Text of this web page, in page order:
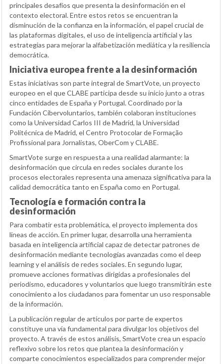
principales desafíos que presenta la desinformación en el
contexto electoral. Entre estos retos se encuentran la
disminución de la confianza en la información, el papel crucial de
las plataformas digitales, el uso de inteligencia artificial y las
estrategias para mejorar la alfabetización mediática y la resiliencia
democrática.
Iniciativa europea frente a la desinformación
Estas iniciativas son parte integral de SmartVote, un proyecto
europeo en el que CLABE participa desde su inicio junto a otras
cinco entidades de España y Portugal. Coordinado por la
Fundación Cibervoluntarios, también colaboran instituciones
como la Universidad Carlos III de Madrid, la Universidad
Politécnica de Madrid, el Centro Protocolar de Formação
Profissional para Jornalistas, OberCom y CLABE.
SmartVote surge en respuesta a una realidad alarmante: la
desinformación que circula en redes sociales durante los
procesos electorales representa una amenaza significativa para la
calidad democrática tanto en España como en Portugal.
Tecnología e formación contra la
desinformación
Para combatir esta problemática, el proyecto implementa dos
líneas de acción. En primer lugar, desarrolla una herramienta
basada en inteligencia artificial capaz de detectar patrones de
desinformación mediante tecnologías avanzadas como el deep
learning y el análisis de redes sociales. En segundo lugar,
promueve acciones formativas dirigidas a profesionales del
periodismo, educadores y voluntarios que luego transmitirán este
conocimiento a los ciudadanos para fomentar un uso responsable
de la información.
La publicación regular de artículos por parte de expertos
constituye una vía fundamental para divulgar los objetivos del
proyecto. A través de estos análisis, SmartVote crea un espacio
reflexivo sobre los retos que plantea la desinformación y
comparte conocimientos especializados para comprender mejor